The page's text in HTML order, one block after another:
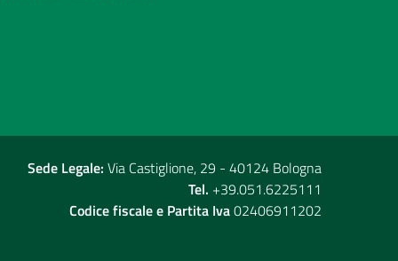
Sede Legale: Via Castiglione, 29 - 40124 Bologna
Tel. +39.051.6225111
Codice fiscale e Partita Iva02406911202